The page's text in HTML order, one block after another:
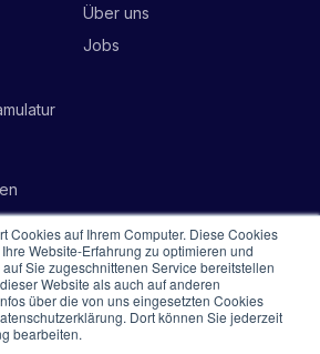
Cookies auf Ihrem Computer. Diese Cookies
Website-Erfahrung zu optimieren und
Sie zugeschnittenen Service bereitstellen
Website als auch auf anderen
über die von uns eingesetzten Cookies
Dort können Sie jederzeit
bearbeiten.
Über uns
Jobs